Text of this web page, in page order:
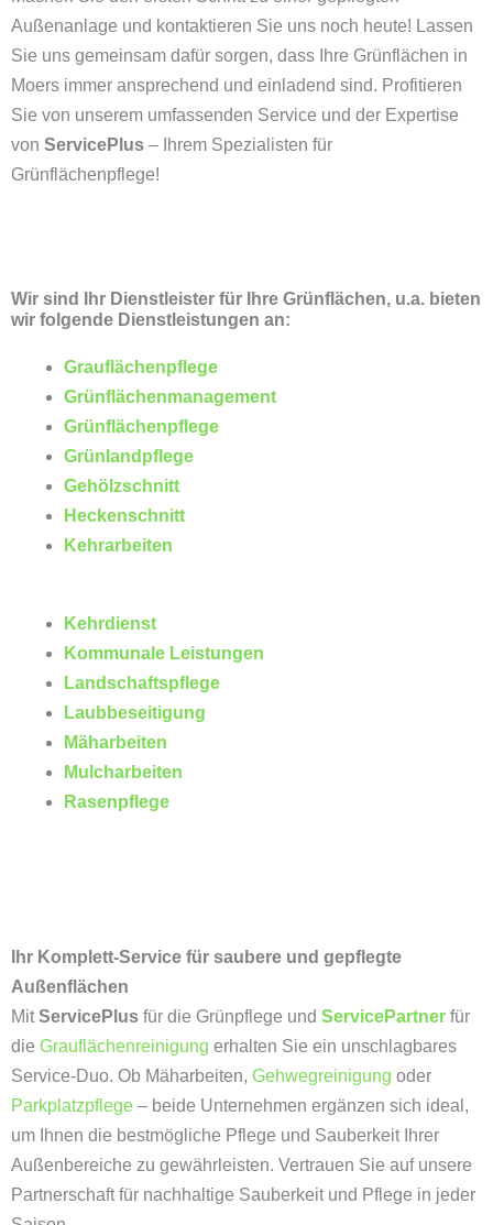
Außenanlage und kontaktieren Sie uns noch heute! Lassen
Sie uns gemeinsam dafür sorgen, dass Ihre Grünflächen in
Moers immer ansprechend und einladend sind. Profitieren
Sie von unserem umfassenden Service und der Expertise
von ServicePlus – Ihrem Spezialisten für
Grünflächenpflege!
Wir sind Ihr Dienstleister für Ihre Grünflächen, u.a. bieten
wir folgende Dienstleistungen an:
Grauflächenpflege
Grünflächenmanagement
Grünflächenpflege
Grünlandpflege
Gehölzschnitt
Heckenschnitt
Kehrarbeiten
Kehrdienst
Kommunale Leistungen
Landschaftspflege
Laubbeseitigung
Mäharbeiten
Mulcharbeiten
Rasenpflege
Ihr Komplett-Service für saubere und gepflegte
Außenflächen
MitServicePlus für die Grünpflege und ServicePartner für
die Grauflächenreinigung erhalten Sie ein unschlagbares
Service-Duo. Ob Mäharbeiten, Gehwegreinigung oder
Parkplatzpflege – beide Unternehmen ergänzen sich ideal,
um Ihnen die bestmögliche Pflege und Sauberkeit Ihrer
Außenbereiche zu gewährleisten. Vertrauen Sie auf unsere
Partnerschaft für nachhaltige Sauberkeit und Pflege in jeder